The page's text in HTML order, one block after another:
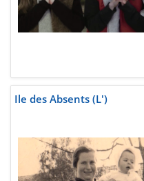
Ile des Absents (L')